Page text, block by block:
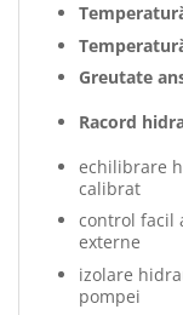
Greutate
Racord
echilibrare
calibrat
control facil
externe
izolare
pompei